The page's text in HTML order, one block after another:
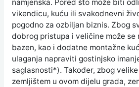
namjenska. Pored što može biti
vikendicu, kuću ili svakodnevni
pogodno za ozbiljan biznis. Zbog
dobrog pristupa i veličine može se
bazen, kao i dodatne montažne
ulaganja napraviti gostinjsko
saglasnosti*). Također, zbog
zemljištem u ovom dijelu grada,